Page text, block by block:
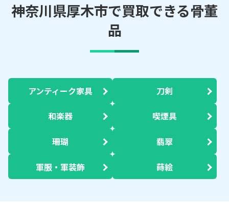
神奈川県厚木市で買取できる骨董
品
アンティーク家具 刀剣
和楽器 喫煙具
珊瑚 翡翠
軍服・軍装飾 蒔絵